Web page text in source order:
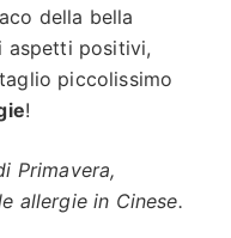
della bella
aspetti positivi,
piccolissimo
!
Primavera,
allergie in Cinese.